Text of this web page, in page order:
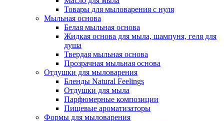
Товары для мыловарения с нуля
Мыльная основа
Белая мыльная основа
Жидкая основа для мыла, шампуня, геля для
душа
Твердая мыльная основа
Прозрачная мыльная основа
Отдушки для мыловарения
Бленды Natural Feelings
Отдушки для мыла
Парфюмерные композиции
Пищевые ароматизаторы
Формы для мыловарения